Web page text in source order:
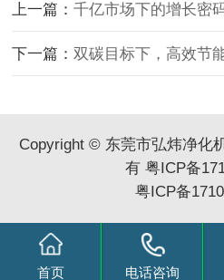
上一篇：千亿市场下的增长密码！东莞
下一篇：双碳目标下，高效节能机房如何
Copyright © 东莞市弘炜净化
有 粤ICP备
粤ICP备
首页 电话咨询